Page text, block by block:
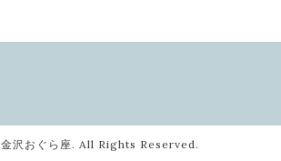
金沢おぐら座. All Rights Reserved.